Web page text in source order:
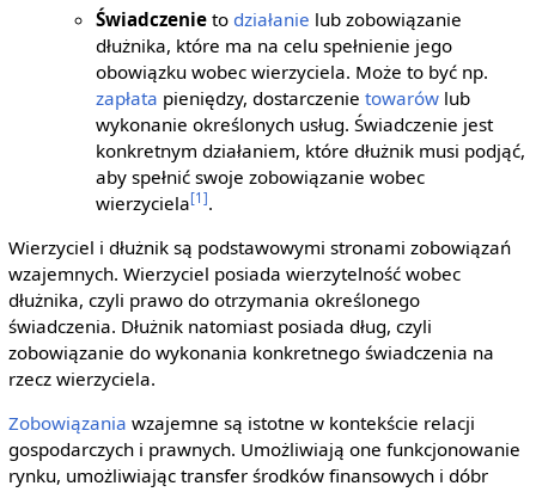
Świadczenieto działanie lub zobowiązanie
dłużnika, które ma na celu spełnienie jego
obowiązku wobec wierzyciela. Może to być np.
zapłata pieniędzy, dostarczenie towarówlub
wykonanie określonych usług. Świadczenie jest
konkretnym działaniem, które dłużnik musi podjąć,
aby spełnić swoje zobowiązanie wobec
wierzyciela[1].
Wierzyciel i dłużnik są podstawowymi stronami zobowiązań
wzajemnych. Wierzyciel posiada wierzytelność wobec
dłużnika, czyli prawo do otrzymania określonego
świadczenia. Dłużnik natomiast posiada dług, czyli
zobowiązanie do wykonania konkretnego świadczenia na
rzecz wierzyciela.
Zobowiązania wzajemne są istotne w kontekście relacji
gospodarczych i prawnych. Umożliwiają one funkcjonowanie
rynku, umożliwiając transfer środków finansowych i dóbr